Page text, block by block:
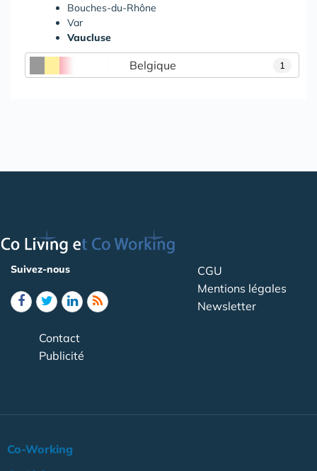
Bouches-du-Rhône
Var
Vaucluse
Belgique 1
Suivez-nous
CGU
Mentions légales
Newsletter
Contact
Publicité
Co-Working